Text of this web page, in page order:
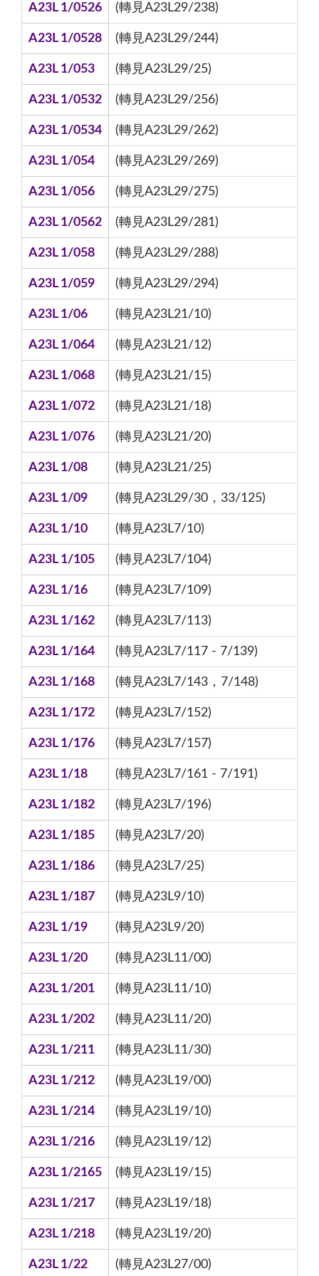
A23L 1/0526 (轉見A23L29/238)
A23L 1/0528 (轉見A23L29/244)
A23L 1/053 (轉見A23L29/25)
A23L 1/0532 (轉見A23L29/256)
A23L 1/0534 (轉見A23L29/262)
A23L 1/054 (轉見A23L29/269)
A23L 1/056 (轉見A23L29/275)
A23L 1/0562 (轉見A23L29/281)
A23L 1/058 (轉見A23L29/288)
A23L 1/059 (轉見A23L29/294)
A23L 1/06 (轉見A23L21/10)
A23L 1/064 (轉見A23L21/12)
A23L 1/068 (轉見A23L21/15)
A23L 1/072 (轉見A23L21/18)
A23L 1/076 (轉見A23L21/20)
A23L 1/08 (轉見A23L21/25)
A23L 1/09 (轉見A23L29/30，33/125)
A23L 1/10 (轉見A23L7/10)
A23L 1/105 (轉見A23L7/104)
A23L 1/16 (轉見A23L7/109)
A23L 1/162 (轉見A23L7/113)
A23L 1/164 (轉見A23L7/117 - 7/139)
A23L 1/168 (轉見A23L7/143，7/148)
A23L 1/172 (轉見A23L7/152)
A23L 1/176 (轉見A23L7/157)
A23L 1/18 (轉見A23L7/161 - 7/191)
A23L 1/182 (轉見A23L7/196)
A23L 1/185 (轉見A23L7/20)
A23L 1/186 (轉見A23L7/25)
A23L 1/187 (轉見A23L9/10)
A23L 1/19 (轉見A23L9/20)
A23L 1/20 (轉見A23L11/00)
A23L 1/201 (轉見A23L11/10)
A23L 1/202 (轉見A23L11/20)
A23L 1/211 (轉見A23L11/30)
A23L 1/212 (轉見A23L19/00)
A23L 1/214 (轉見A23L19/10)
A23L 1/216 (轉見A23L19/12)
A23L 1/2165 (轉見A23L19/15)
A23L 1/217 (轉見A23L19/18)
A23L 1/218 (轉見A23L19/20)
A23L 1/22 (轉見A23L27/00)